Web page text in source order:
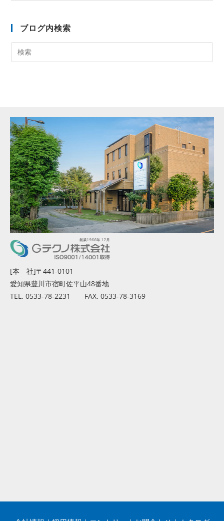
ブログ内検索
[本 社]〒441-0101
愛知県豊川市宿町佐平山48番地
TEL. 0533-78-2231 FAX. 0533-78-3169